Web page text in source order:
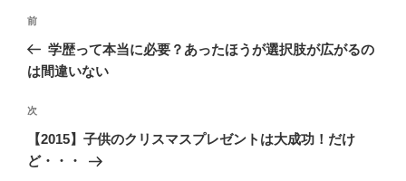
投
ナ
ゲ
ー
シ
前
の
投
前
学歴って本当に必要？あったほうが選択肢が広がるの
は間違いない
次
の
投
次
【2015】子供のクリスマスプレゼントは大成功！だけ
ど・・・